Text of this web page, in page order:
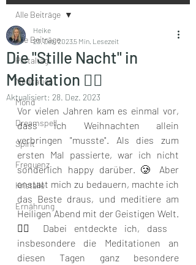
Alle Beiträge
Portaltag
Meditation
Mond
Dreamspell
Spirit
Frequenz
Kristalle
Ernährung
Alle Beiträge
Die "Stille Nacht" in
Meditation 🧘‍♂️
Heike
23. Dez. 2023 5 Min. Lesezeit
Aktualisiert: 28. Dez. 2023
Vor vielen Jahren kam es einmal vor,
dass ich Weihnachten allein
verbringen "musste". Als dies zum
ersten Mal passierte, war ich nicht
sonderlich happy darüber. 🥲 Aber
anstatt mich zu bedauern, machte ich
das Beste draus, und meditiere am
Heiligen Abend mit der Geistigen Welt.
🧘‍♂️ Dabei entdeckte ich, dass
insbesondere die Meditationen an
diesen Tagen ganz besondere